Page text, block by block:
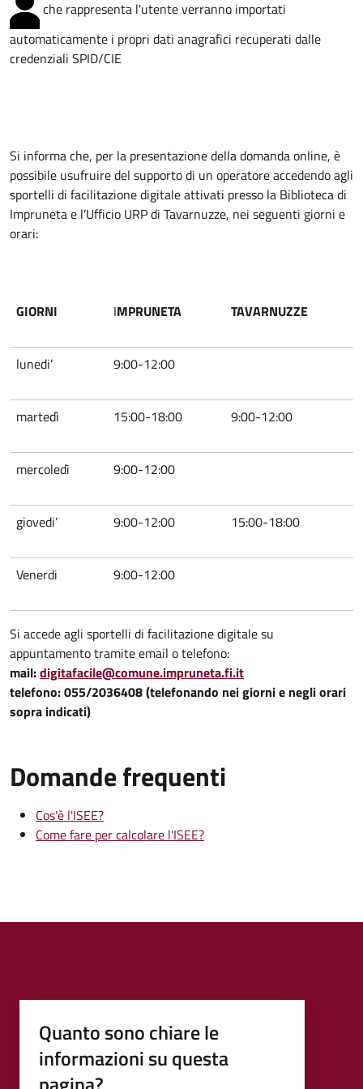
che rappresenta l'utente verranno importati
automaticamente i propri dati anagrafici recuperati dalle
credenziali SPID/CIE
Si informa che, per la presentazione della domanda online, è
possibile usufruire del supporto di un operatore accedendo agli
sportelli di facilitazione digitale attivati presso la Biblioteca di
Impruneta e l’Ufficio URP di Tavarnuzze, nei seguenti giorni e
orari:
GIORNI IMPRUNETA TAVARNUZZE
lunedi’ 9:00-12:00
martedì 15:00-18:00 9:00-12:00
mercoledì 9:00-12:00
giovedi’ 9:00-12:00 15:00-18:00
Venerdi 9:00-12:00
Si accede agli sportelli di facilitazione digitale su
appuntamento tramite email o telefono:
mail:digitafacile@comune.impruneta.fi.it
telefono: 055/2036408 (telefonando nei giorni e negli orari
sopra indicati)
Domande frequenti
Cos'è l'ISEE?
Come fare per calcolare l'ISEE?
Quanto sono chiare le
informazioni su questa